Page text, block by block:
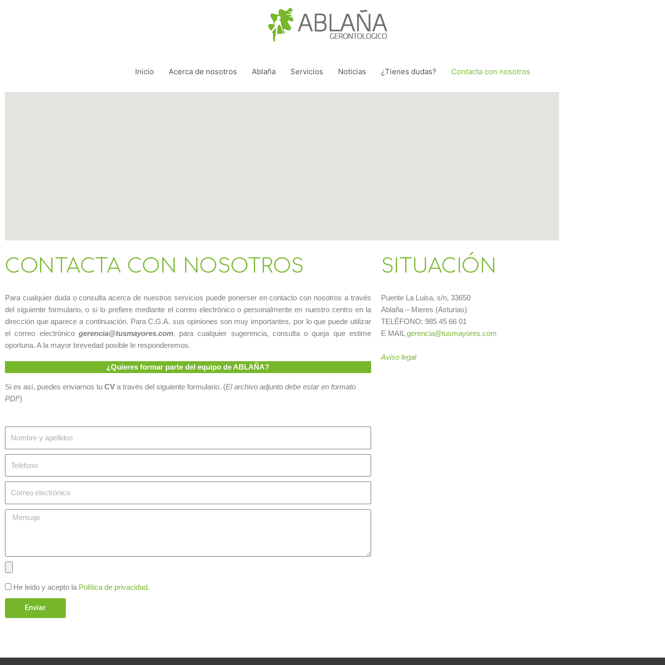
Inicio Acerca de nosotros Ablaña Servicios Noticias ¿Tienes dudas? Contacta con nosotros
CONTACTA CON NOSOTROS
Para cualquier duda o consulta acerca de nuestros servicios puede ponerser en contacto con nosotros a través
del siguiente formulario, o si lo prefiere mediante el correo electrónico o personalmente en nuestro centro en la
dirección que aparece a continuación. Para C.G.A. sus opiniones son muy importantes, por lo que puede utilizar
el correo electrónico gerencia@tusmayores.com, para cualquier sugerencia, consulta o queja que estime
oportuna. A la mayor brevedad posible le responderemos.
¿Quieres formar parte del equipo de ABLAÑA?
Si es así, puedes enviarnos tu CV a través del siguiente formulario. (El archivo adjunto debe estar en formato
PDF)
He leido y acepto la Política de privacidad.
Enviar
SITUACIÓN
Puente La Luisa, s/n, 33650
Ablaña – Mieres (Asturias)
TELÉFONO: 985 45 66 01
E MAIL gerencia@tusmayores.com
Aviso legal